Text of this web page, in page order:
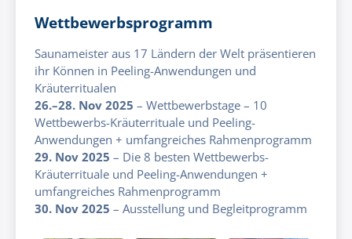
Wettbewerbsprogramm
Saunameister aus 17 Ländern der Welt präsentieren
ihr Können in Peeling-Anwendungen und
Kräuterritualen
26.–28. Nov 2025 – Wettbewerbstage – 10
Wettbewerbs-Kräuterrituale und Peeling-
Anwendungen + umfangreiches Rahmenprogramm
29. Nov 2025 – Die 8 besten Wettbewerbs-
Kräuterrituale und Peeling-Anwendungen +
umfangreiches Rahmenprogramm
30. Nov 2025 – Ausstellung und Begleitprogramm